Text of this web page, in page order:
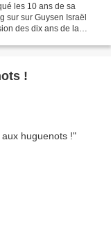
les 10 ans de sa
sur sur Guysen Israël
des dix ans de la
!